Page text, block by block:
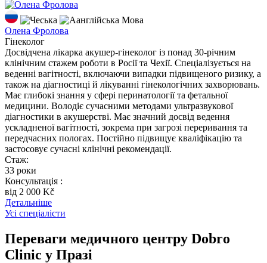
Мова
Олена Фролова
Гінеколог
Досвідчена лікарка акушер-гінеколог із понад 30-річним
клінічним стажем роботи в Росії та Чехії. Спеціалізується на
веденні вагітності, включаючи випадки підвищеного ризику, а
також на діагностиці й лікуванні гінекологічних захворювань.
Має глибокі знання у сфері перинатології та фетальної
медицини. Володіє сучасними методами ультразвукової
діагностики в акушерстві. Має значний досвід ведення
ускладненої вагітності, зокрема при загрозі переривання та
передчасних пологах. Постійно підвищує кваліфікацію та
застосовує сучасні клінічні рекомендації.
Стаж:
33 роки
Консультація :
вiд 2 000 Kč
Детальніше
Усі спеціалісти
Переваги медичного центру Dobro
Clinic у Празі